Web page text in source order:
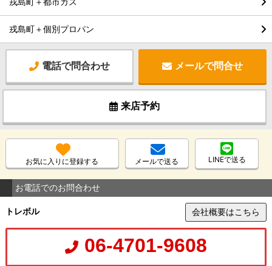
戎島町＋個別プロパン
電話で問合わせ メールで問合せ
来店予約
お気に入りに登録する メールで送る LINEで送る
お電話でのお問合わせ
トレボル 会社概要はこちら
06-4701-9608